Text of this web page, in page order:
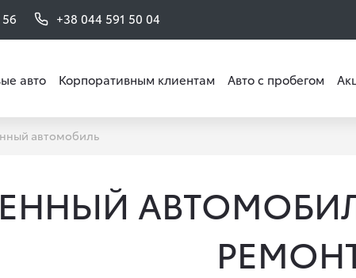
+38 044 591 50 04
авто Корпоративным клиентам Авто с пробегом
автомобиль